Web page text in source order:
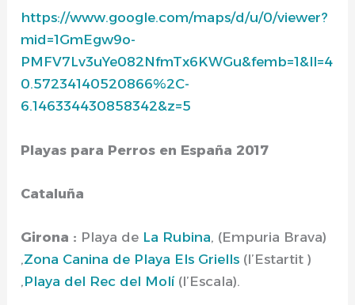
https://www.google.com/maps/d/u/0/viewer?
mid=1GmEgw9o-
PMFV7Lv3uYe082NfmTx6KWGu&femb=1&ll=4
0.57234140520866%2C-
6.146334430858342&z=5
Playas para Perros en España 2017
Cataluña
Girona : Playa de La Rubina, (Empuria Brava)
,Zona Canina de Playa Els Griells (l’Estartit )
,Playa del Rec del Molí(l’Escala).